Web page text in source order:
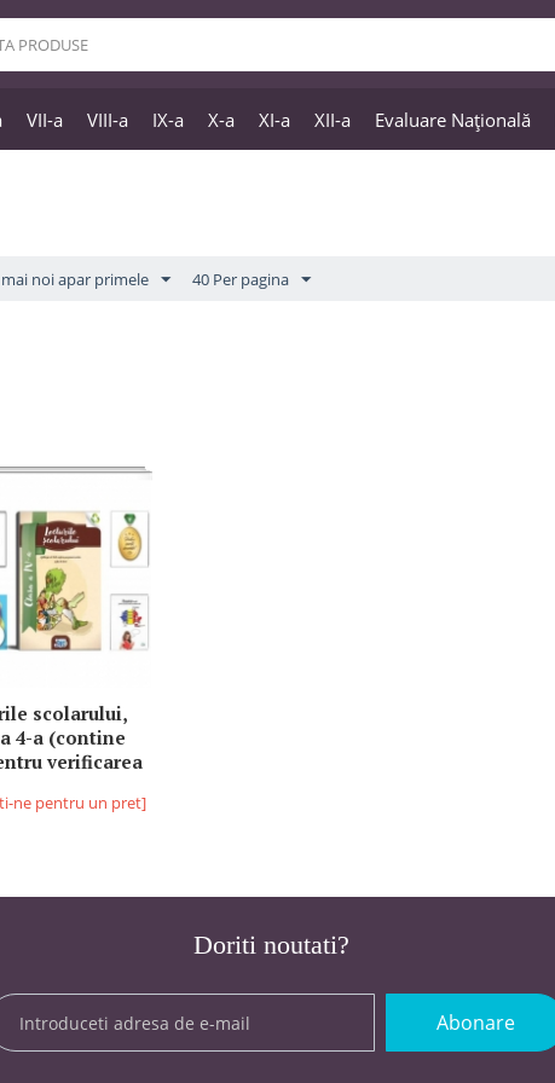
VII-a VIII-a IX-a X-a XI-a XII-a Evaluare Națională
noi apar primele 40 Per pagina
scolarului,
4-a (contine
verificarea
CENTENAR
ne pentru un pret]
Doriti noutati?
Abonare